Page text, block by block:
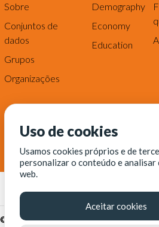
Sobre
Conjuntos de
dados
Grupos
Organizações
Demography
Economy
Education
© Fortaleza Digital || CITINOVA -
Uso de cookies
Usamos cookies próprios e de
personalizar o conteúdo e
web.
Aceitar cookies